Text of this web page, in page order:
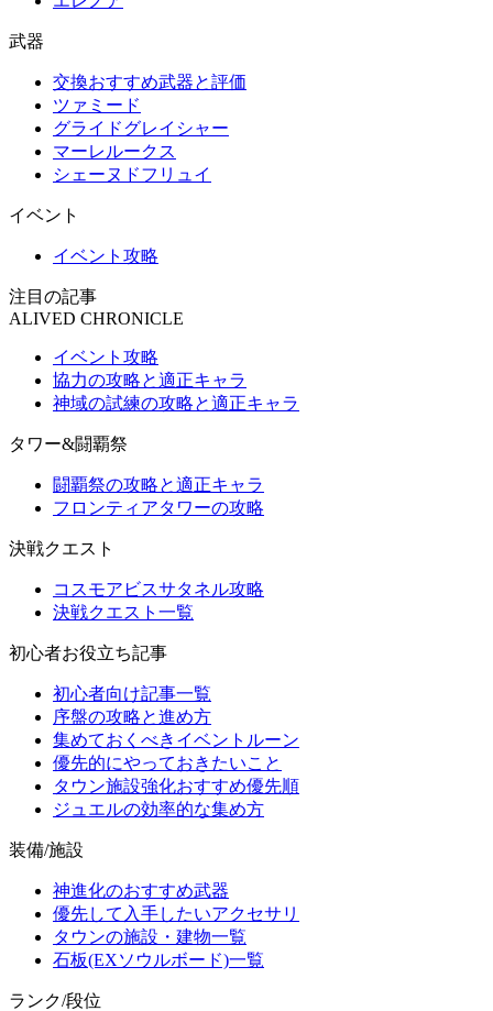
武器
交換おすすめ武器と評価
ツァミード
グライドグレイシャー
マーレルークス
シェーヌドフリュイ
イベント
イベント攻略
注目の記事
ALIVED CHRONICLE
イベント攻略
協力の攻略と適正キャラ
神域の試練の攻略と適正キャラ
タワー&闘覇祭
闘覇祭の攻略と適正キャラ
フロンティアタワーの攻略
決戦クエスト
コスモアビスサタネル攻略
決戦クエスト一覧
初心者お役立ち記事
初心者向け記事一覧
序盤の攻略と進め方
集めておくべきイベントルーン
優先的にやっておきたいこと
タウン施設強化おすすめ優先順
ジュエルの効率的な集め方
装備/施設
神進化のおすすめ武器
優先して入手したいアクセサリ
タウンの施設・建物一覧
石板(EXソウルボード)一覧
ランク/段位